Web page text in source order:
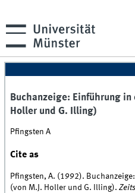
Buchanzeige: Einführung
Holler und G. Illing)
Pfingsten A
Cite as
Pfingsten, A. (1992).
(von M.J. Holler und G. Illing).